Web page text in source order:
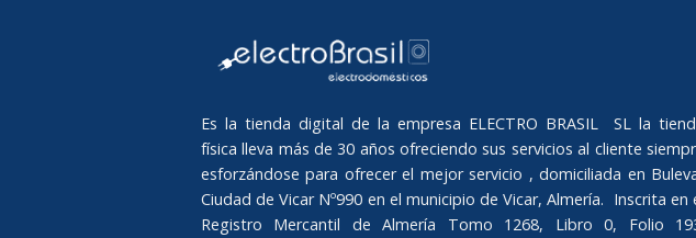
Es la tienda digital de la empresa ELECTRO BRASIL SL la
física lleva más de 30 años ofreciendo sus servicios al cliente
esforzándose para ofrecer el mejor servicio , domiciliada en
Ciudad de Vicar Nº990 en el municipio de Vicar, Almería. Inscrita en
Registro Mercantil de Almería Tomo 1268, Libro 0, Folio